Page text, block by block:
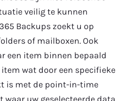
veilig te kunnen
Backups zoekt u op
of mailboxen. Ook
een item binnen bepaald
wat door een specifieke
is met de point-in-time